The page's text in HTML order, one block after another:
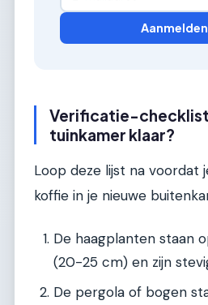
Verificatie-
tuinkamer klaar?
Loop deze lijst na voordat
koffie in je nieuwe
De haagplanten staan
(20-25 cm) en zijn
De pergola of bogen